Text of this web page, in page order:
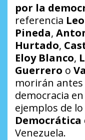
por la
referencia
Pineda,
Hurtado,
Eloy Blanco,
Guerrero o
morirán antes
democracia en
ejemplos de
Democrática
Venezuela.